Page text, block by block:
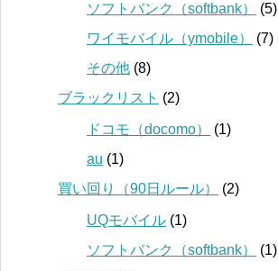
ソフトバンク（softbank）
(5)
ワイモバイル（ymobile）
(7)
その他 (8)
ブラックリスト (2)
ドコモ（docomo）
(1)
au (1)
買い回り（90日ルール）
(2)
UQモバイル (1)
ソフトバンク（softbank）
(1)